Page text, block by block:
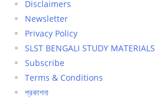
Disclaimers
Newsletter
Privacy Policy
SLST BENGALI STUDY MATERIALS
Subscribe
Terms & Conditions
প্রকাশনা